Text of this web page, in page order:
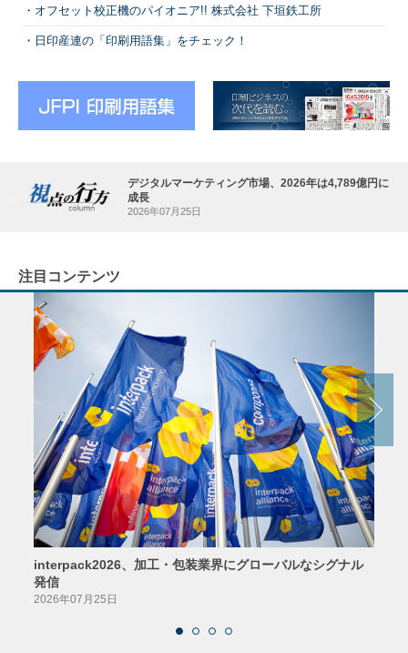
オフセット校正機のパイオニア!! 株式会社 下垣鉄工所
日印産連の「印刷用語集」をチェック！
デジタルマーケティング市場、2026年は4,789億円に
成長
2026年07月25日
注目コンテンツ
interpack2026、加工・包装業界にグローバルなシグナル
発信
2026年07月25日